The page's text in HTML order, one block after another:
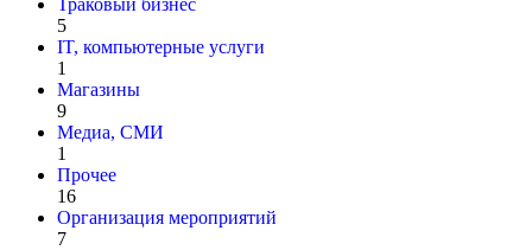
5
IT, компьютерные услуги
1
Магазины
9
Медиа, СМИ
1
Прочее
16
Организация мероприятий
7